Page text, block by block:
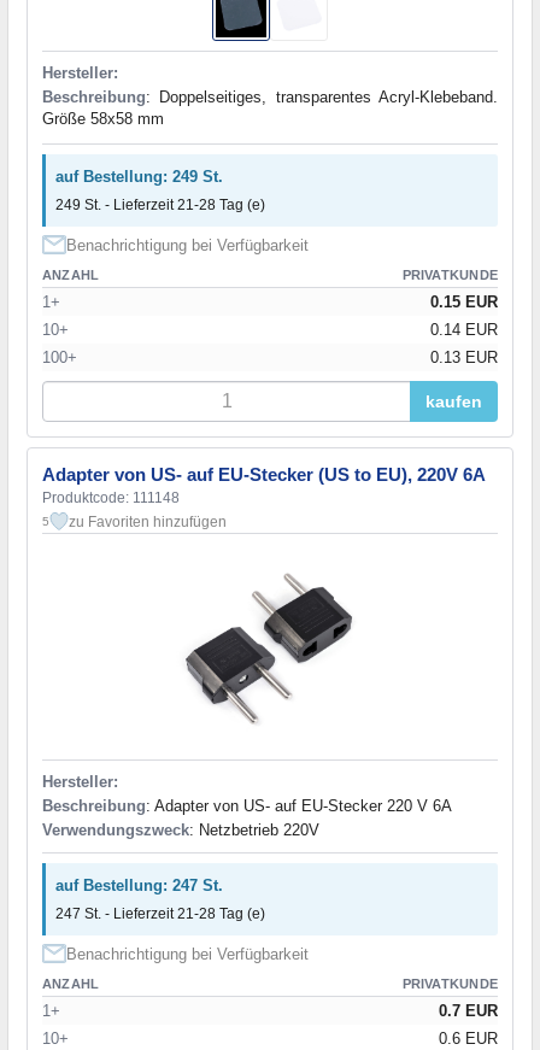
Hersteller:
Beschreibung: Doppelseitiges, transparentes Acryl-Klebeband.
Größe 58x58 mm
auf Bestellung: 249 St.
249 St. - Lieferzeit 21-28 Tag (e)
Benachrichtigung bei Verfügbarkeit
ANZAHL PRIVATKUNDE
1+
0.15 EUR
10+
0.14 EUR
100+
0.13 EUR
kaufen
Adapter von US- auf EU-Stecker (US to EU), 220V 6A
Produktcode: 111148
5 zu Favoriten hinzufügen
Hersteller:
Beschreibung: Adapter von US- auf EU-Stecker 220 V 6A
Verwendungszweck: Netzbetrieb 220V
auf Bestellung: 247 St.
247 St. - Lieferzeit 21-28 Tag (e)
Benachrichtigung bei Verfügbarkeit
ANZAHL PRIVATKUNDE
1+
0.7 EUR
10+
0.6 EUR